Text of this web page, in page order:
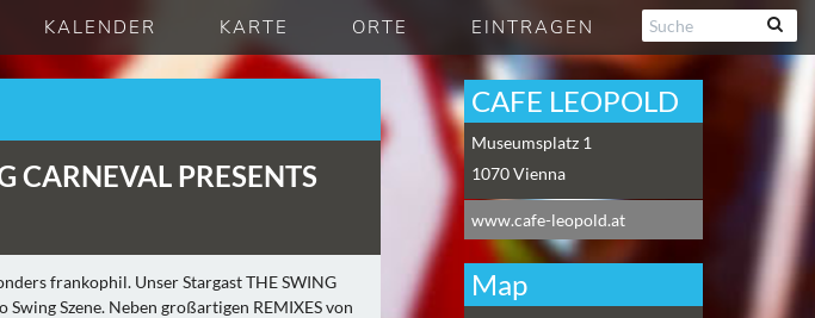
KALENDER KARTE ORTE EINTRAGEN
CARNEVAL PRESENTS
frankophil. Unser Stargast THE SWING
Szene. Neben großartigen REMIXES von
CAFE LEOPOLD
Museumsplatz 1
1070Vienna
www.cafe-leopold.at
Map